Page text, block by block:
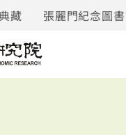
藏 張麗門紀念圖